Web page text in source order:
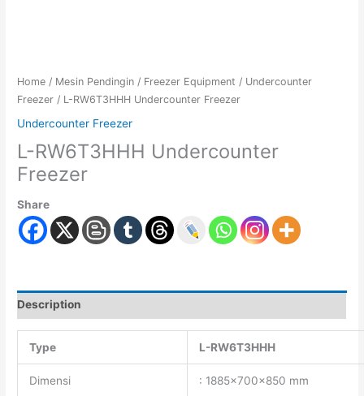
Home / Mesin Pendingin / Freezer Equipment / Undercounter
Freezer / L-RW6T3HHH Undercounter Freezer
Undercounter Freezer
L-RW6T3HHH Undercounter
Freezer
Share
Description
Type L-RW6T3HHH
Dimensi : 1885x700x850 mm